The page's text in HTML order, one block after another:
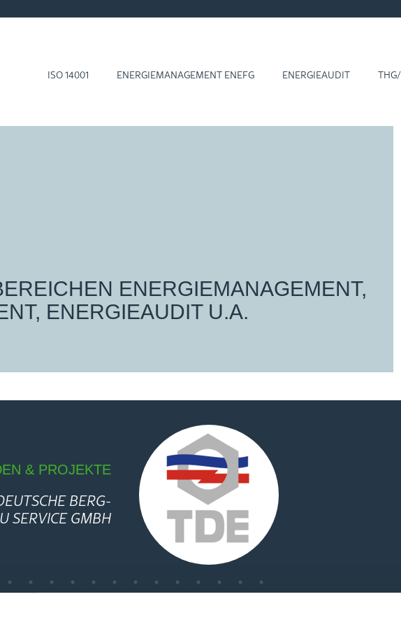
ISO 14001 EN­ER­GIE­MA­NAGE­MENT ENEFG ENERGIEAUDIT
EN­ER­GIE­MA­NAGE­MENT,
EN­ER­GIE­AU­DIT U.A.
& PRO­JEK­TE
BERG­
GMBH